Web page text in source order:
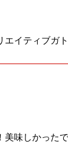
イティブガ
味しかったで